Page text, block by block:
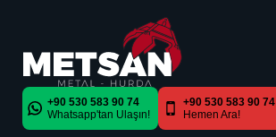
+90 530 583 90 74
Whatsapp'tan Ulaşın!
+90 530 583 90 74
Hemen Ara!